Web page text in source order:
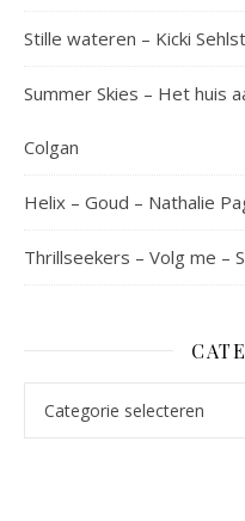
Stille wateren – Kicki
Summer Skies – Het huis
Colgan
Helix – Goud – Nathalie
Thrillseekers – Volg me –